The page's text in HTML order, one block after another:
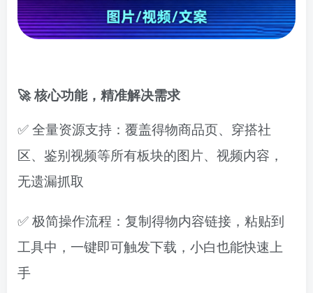
🚀 核心功能，精准解决需求
✅全量资源支持 ：覆盖得物商品页、穿搭社
区、鉴别视频等所有板块的图片、视频内容，
无遗漏抓取
✅极简操作流程 ：复制得物内容链接，粘贴到
工具中，一键即可触发下载，小白也能快速上
手